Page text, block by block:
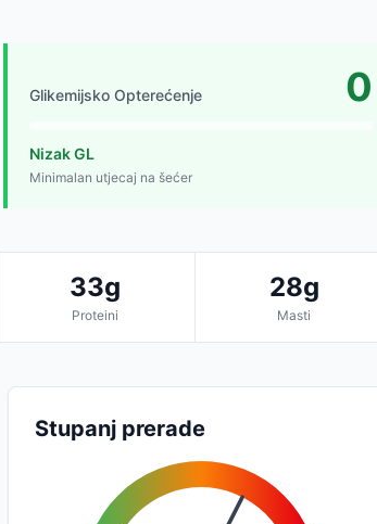
Glikemijsko Opterećenje 0
Nizak GL
Minimalan utjecaj na šećer
33g
Proteini
28g
Masti
Stupanj prerade